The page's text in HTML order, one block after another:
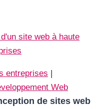
entreprises |
Web
de sites web